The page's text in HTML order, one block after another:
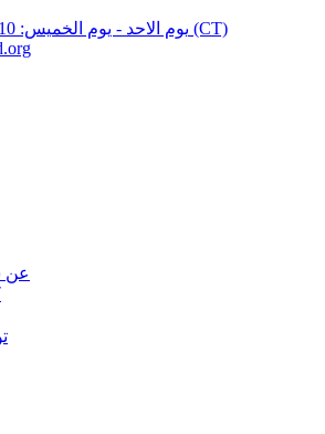
يوم الاحد - يوم الخميس: 10 صباحًا - 5 مساء (CT)
عن